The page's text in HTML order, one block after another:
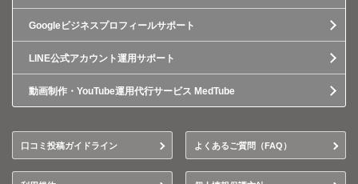
Googleビジネスプロフィールサポート
LINE公式アカウント運用サポート
動画制作・YouTube運用代行サービス MedTube
口コミ投稿ガイドライン よくあるご質問（FAQ）